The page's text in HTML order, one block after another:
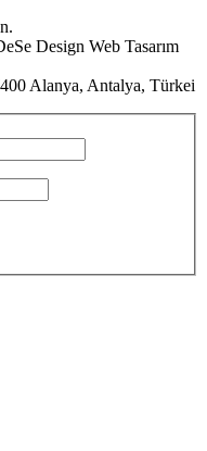
Design Web Tasarım
Alanya, Antalya, Türkei